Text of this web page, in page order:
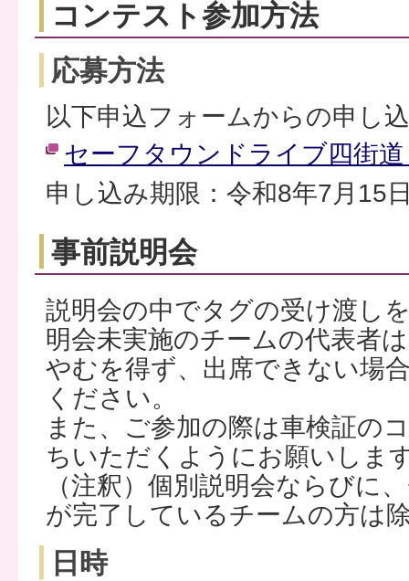
コンテスト参加方法
応募方法
以下申込フォームからの申し
セーフタウンドライブ四街
申し込み期限：令和8年7月15
事前説明会
説明会の中でタグの受け渡し
明会未実施のチームの代表者
やむを得ず、出席できない場
ください。
また、ご参加の際は車検証の
ちいただくようにお願いしま
（注釈）個別説明会ならびに
が完了しているチームの方は
日時